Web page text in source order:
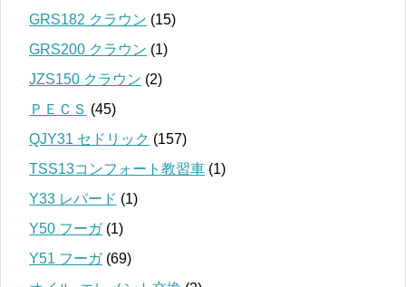
GRS182 クラウン (15)
GRS200 クラウン (1)
JZS150 クラウン (2)
ＰＥＣＳ (45)
QJY31 セドリック (157)
TSS13コンフォート教習車 (1)
Y33 レパード (1)
Y50 フーガ(1)
Y51 フーガ(69)